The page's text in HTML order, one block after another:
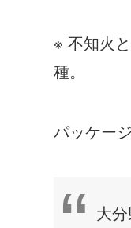
※ 不知火
種。
パッケー
大